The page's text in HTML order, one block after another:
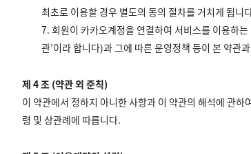
최초로 이용할 경우 별도의 동의 절차를 거치게 됩니
7. 회원이 카카오계정을 연결하여 서비스를 이용하
관’이라 합니다)과 그에 따른 운영정책 등이 본 약관
제 4 조 (약관 외 준칙)
이 약관에서 정하지 아니한 사항과 이 약관의 해석에 관
령 및 상관례에 따릅니다.